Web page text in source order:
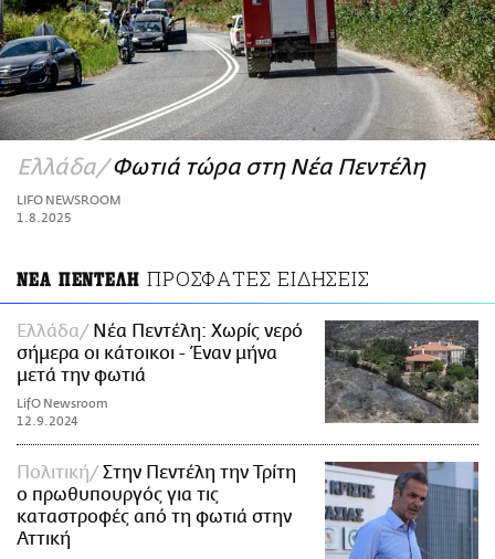
LIFO SHOP
NEWSLETTER
ΜΙΚΡΟΠΡΑΓΜΑΤΑ
THE GOOD LIFO
LIFOLAND
CITY GUIDE
ΑΜΠΑ
Ελλάδα Φωτιά τώρα στη Νέα Πεντέλη
LIFO NEWSROOM
1.8.2025
ΝΕΑ ΠΕΝΤΕΛΗ ΠΡΟΣΦΑΤΕΣ ΕΙΔΗΣΕΙΣ
Ελλάδα
Νέα Πεντέλη: Χωρίς νερό
σήμερα οι κάτοικοι - Έναν μήνα
μετά την φωτιά
LifO Newsroom
12.9.2024
Πολιτική
Στην Πεντέλη την Τρίτη
ο πρωθυπουργός για τις
καταστροφές από τη φωτιά στην
Αττική